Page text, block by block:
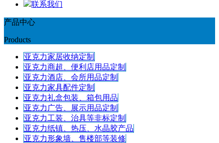
联系我们
产品中心
Products
亚克力家居收纳定制
亚克力商超、便利店用品定制
亚克力酒店、会所用品定制
亚克力家具配件定制
亚克力礼盒包装、箱包用品
亚克力广告、展示用品定制
亚克力工装、治具等非标定制
亚克力纸镇、热压、水晶胶产品
亚克力形象墙、售楼部等装修